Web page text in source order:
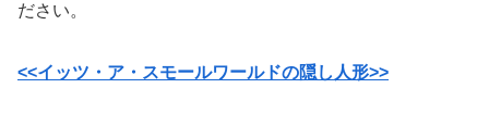
ださい。
<<イッツ・ア・スモールワールドの隠し人形>>